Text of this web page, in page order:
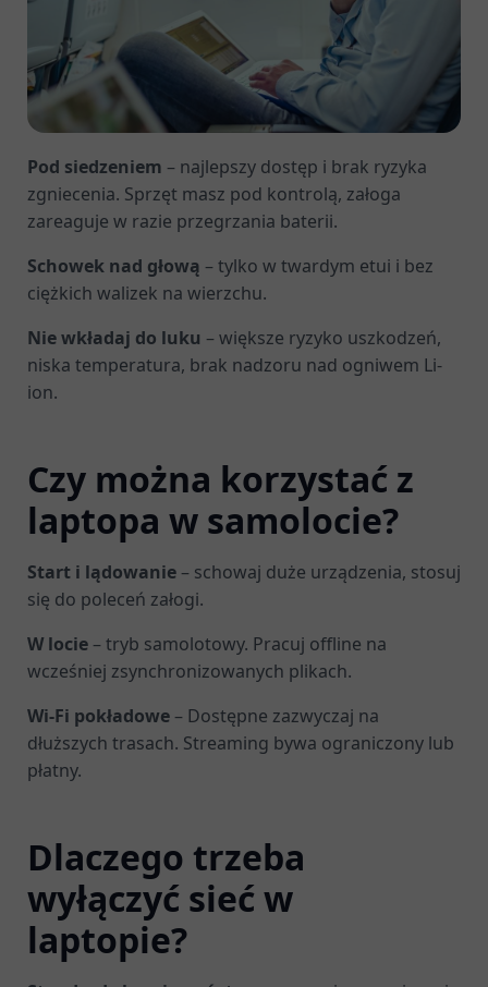
Pod siedzeniem – najlepszy dostęp i brak ryzyka
zgniecenia. Sprzęt masz pod kontrolą, załoga
zareaguje w razie przegrzania baterii.
Schowek nad głową – tylko w twardym etui i bez
ciężkich walizek na wierzchu.
Nie wkładaj do luku – większe ryzyko uszkodzeń,
niska temperatura, brak nadzoru nad ogniwem Li-
ion.
Czy można korzystać z
laptopa w samolocie?
Start i lądowanie – schowaj duże urządzenia, stosuj
się do poleceń załogi.
W locie – tryb samolotowy. Pracuj offline na
wcześniej zsynchronizowanych plikach.
Wi-Fi pokładowe – Dostępne zazwyczaj na
dłuższych trasach. Streaming bywa ograniczony lub
płatny.
Dlaczego trzeba
wyłączyć sieć w
laptopie?